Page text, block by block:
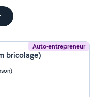
Auto-entrepreneur
bricolage)